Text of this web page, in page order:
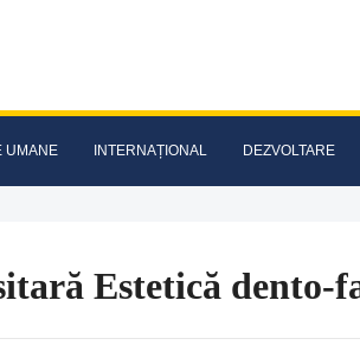
UMANE INTERNAȚIONAL DEZVOLTARE
Estetică dento-